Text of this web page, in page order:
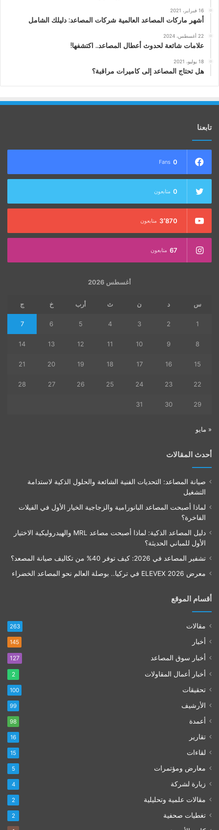
16 فبراير، 2021
أشهر ماركات المصاعد العالمية شركات المصاعد: دليلك الشامل
22 أغسطس، 2024
علامات شائعة لحدوث أعطال المصاعد.. اكتشفها!
18 يوليو، 2021
هل تحتاج المصاعد إلى كاميرات مراقبة؟
تابعنا
0
Fans
0 متابعون
3٬870 متابعون
67 متابعون
أغسطس 2026
س د ن ث أرب خ ج
1
2
3
4
5
6
7
8
9
10
11
12
13
14
15
16
17
18
19
20
21
22
23
24
25
26
27
28
29
30
31
« مايو
أحدث المقالات
صيانة المصاعد: التحديات الفنية الشائعة والحلول الذكية لاستدامة
التشغيل
لماذا أصبحت المصاعد البانورامية والزجاجية الخيار الأول في الفيلات
الفاخرة؟
دليل المصاعد الذكية: لماذا أصبحت مصاعد MRL والهيدروليكية الاختيار
الأول للمباني الحديثة؟
تشفير المصاعد في 2026: كيف توفر 40% من تكاليف صيانة المصعد؟
معرض ELEVEX 2026 في تركيا.. بوصلة العالم نحو المصاعد الخضراء
أقسام الموقع
مقالات 263
أخبار 145
أخبار سوق المصاعد 127
أخبار أعمال المقاولات 2
تحقيقات 100
الأرشيف 99
أعمدة 98
تقارير 16
لقاءات 15
معارض ومؤتمرات 5
زيارة لشركة 4
مقالات علمية وتحليلية 2
تغطيات صحفية 2